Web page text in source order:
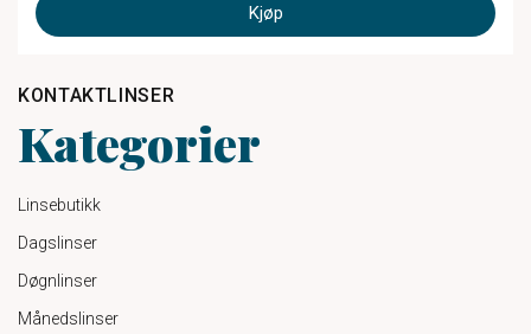
KONTAKTLINSER
Kategorier
Linsebutikk
Dagslinser
Døgnlinser
Månedslinser
Kjøp